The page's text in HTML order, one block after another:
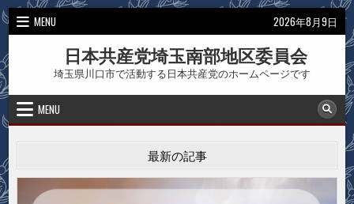
Skip
MENU 2026年8月9日
日本共産党埼玉南部地区委員会
埼玉県川口市で活動する日本共産党のホームページです
MENU
最新の記事